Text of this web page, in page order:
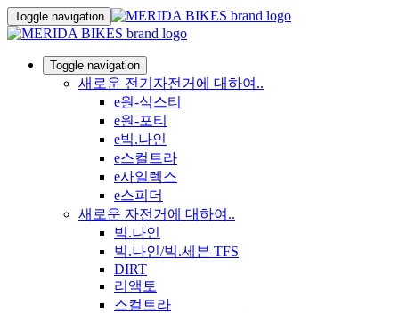
Toggle navigation
Toggle navigation
새로운 전기자전거에 대하여..
e원-식스티
e원-포티
e빅.나인
e스컬트라
e사일렉스
e스피더
새로운 자전거에 대하여..
빅.나인
빅.나인/빅.세븐 TFS
DIRT
리액토
스컬트라